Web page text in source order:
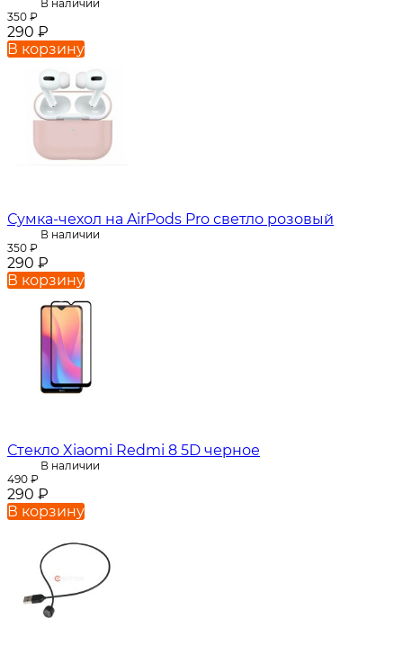
В наличии
350 ₽
290 ₽
В корзину
Сумка-чехол на AirPods Pro светло розовый
В наличии
350 ₽
290 ₽
В корзину
Стекло Xiaomi Redmi 8 5D черное
В наличии
490 ₽
290 ₽
В корзину